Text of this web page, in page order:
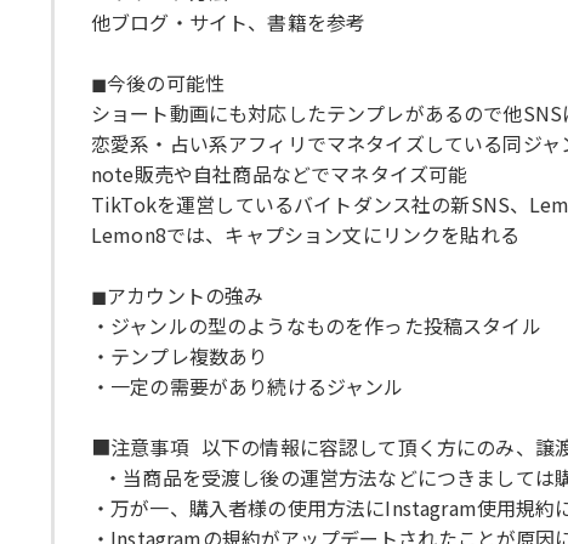
他ブログ・サイト、書籍を参考
◼︎今後の可能性
ショート動画にも対応したテンプレがあるので他
恋愛系・占い系アフィリでマネタイズしている同ジャ
note販売や自社商品などでマネタイズ可能
TikTokを運営しているバイトダンス社の新SNS、
Lemon8では、キャプション文にリンクを貼れる
◼︎アカウントの強み
・ジャンルの型のようなものを作った投稿スタイル
・テンプレ複数あり
・一定の需要があり続けるジャンル
■注意事項 以下の情報に容認して頂く方にのみ、譲
・当商品を受渡し後の運営方法などにつきましては
・万が一、購入者様の使用方法にInstagram使用規
・Instagramの規約がアップデートされたことが原因